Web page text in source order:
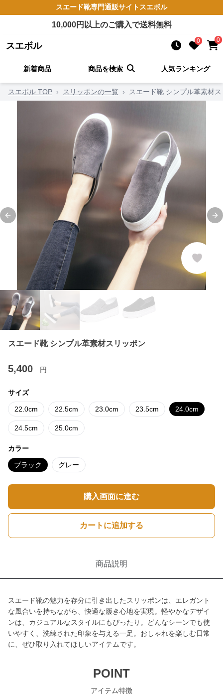
スエード靴専門通販サイト スエボル
10,000円以上のご購入で送料無料
スエボル 0 0
新着商品 商品を検索 人気ランキング
スエボル TOP › スリッポンの一覧 › スエード靴 シンプル革素材
Previous slide
スエード靴 シンプル革素材スリッポン
5,400 円
サイズ
22.0cm 22.5cm 23.0cm 23.5cm 24.0cm
24.5cm 25.0cm
カラー
ブラック グレー
購入画面に進む
カートに追加する
商品説明
スエード靴の魅力を存分に引き出したスリッポンは、エレガント
な風合いを持ちながら、快適な履き心地を実現。軽やかなデザイ
ンは、カジュアルなスタイルにもぴったり。どんなシーンでも使
いやすく、洗練された印象を与える一足。おしゃれを楽しむ日常
に、ぜひ取り入れてほしいアイテムです。
POINT
アイテム特徴